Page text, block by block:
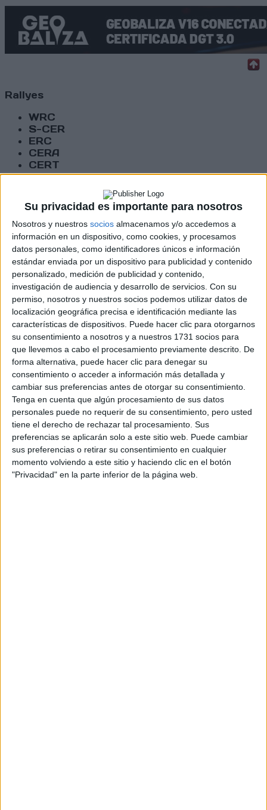
Su privacidad es importante para nosotros
Nosotros y nuestros socios almacenamos y/o accedemos a
información en un dispositivo, como cookies, y procesamos
datos personales, como identificadores únicos e información
estándar enviada por un dispositivo para publicidad y contenido
personalizado, medición de publicidad y contenido,
investigación de audiencia y desarrollo de servicios. Con su
permiso, nosotros y nuestros socios podemos utilizar datos de
localización geográfica precisa e identificación mediante las
características de dispositivos. Puede hacer clic para otorgarnos
su consentimiento a nosotros y a nuestros 1731 socios para
que llevemos a cabo el procesamiento previamente descrito. De
forma alternativa, puede hacer clic para denegar su
consentimiento o acceder a información más detallada y
cambiar sus preferencias antes de otorgar su consentimiento.
Tenga en cuenta que algún procesamiento de sus datos
personales puede no requerir de su consentimiento, pero usted
tiene el derecho de rechazar tal procesamiento. Sus
preferencias se aplicarán solo a este sitio web. Puede cambiar
sus preferencias o retirar su consentimiento en cualquier
momento volviendo a este sitio y haciendo clic en el botón
"Privacidad" en la parte inferior de la página web.
Rallyes
WRC
S-CER
ERC
CERA
CERT
Internacionales
Campeonatos Autonómicos
Históricos
Dakar
RallyCross
Circuitos
F1
Fórmula E
F2 / F3 / F4
Resistencia
Indycar
Otros
Producto
Producto
Web pensada para poder ofrecer diferentes
productos propios y ajenos para que los
aficionados los puedan adquirir
Divulgación
Dossier